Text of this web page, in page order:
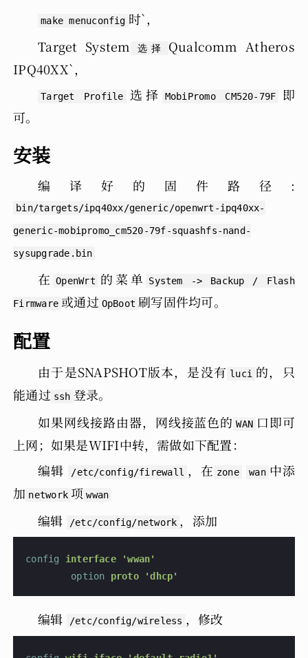
make menuconfig 时`，
Target System
选择
Qualcomm Atheros
IPQ40XX`，
Target Profile 选择 MobiPromo CM520-79F
即
可。
安装
编译好的固件路径:
bin/targets/ipq40xx/generic/openwrt-ipq40xx-
generic-mobipromo_cm520-79f-squashfs-nand-
sysupgrade.bin
在 OpenWrt 的菜单 System -> Backup / Flash
Firmware 或通过 OpBoot 刷写固件均可。
配置
由于是SNAPSHOT版本，是没有 luci 的，只
能通过 ssh 登录。
如果网线接路由器，网线接蓝色的 WAN 口即可
上网；如果是WIFI中转，需做如下配置：
编辑
/etc/config/firewall ，在 zone wan 中添
加 network 项 wwan
编辑 /etc/config/network ，添加
config interface 'wwan'
        option
proto 'dhcp'
编辑 /etc/config/wireless ，修改